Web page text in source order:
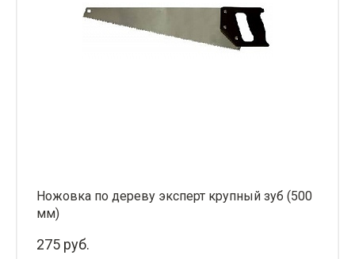
Ножовка по дереву эксперт крупный зуб (500
мм)
275 руб.